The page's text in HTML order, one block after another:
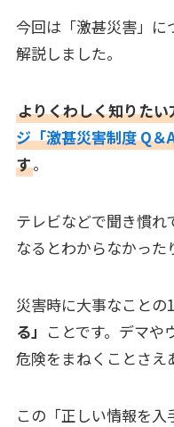
今回は「激甚災害」に
解説しました。
よりくわしく知りたい
ジ「激甚災害制度 Q＆
す。
テレビなどで聞き慣れ
なるとわからなかった
災害時に大事なことの
る」 ことです。デマや
危険をまねくことさえ
この「正しい情報を